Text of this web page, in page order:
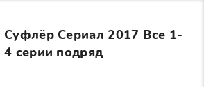
Суфлёр Сериал 2017 Все 1-
4 серии подряд